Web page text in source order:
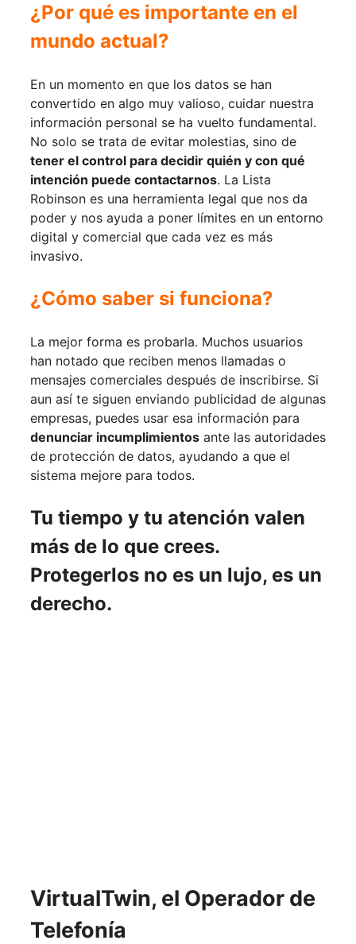
¿Por qué es importante en el
mundo actual?
En un momento en que los datos se han
convertido en algo muy valioso, cuidar nuestra
información personal se ha vuelto fundamental.
No solo se trata de evitar molestias, sino de
tener el control para decidir quién y con qué
intención puede contactarnos. La Lista
Robinson es una herramienta legal que nos da
poder y nos ayuda a poner límites en un entorno
digital y comercial que cada vez es más
invasivo.
¿Cómo saber si funciona?
La mejor forma es probarla. Muchos usuarios
han notado que reciben menos llamadas o
mensajes comerciales después de inscribirse. Si
aun así te siguen enviando publicidad de algunas
empresas, puedes usar esa información para
denunciar incumplimientos ante las autoridades
de protección de datos, ayudando a que el
sistema mejore para todos.
Tu tiempo y tu atención valen
más de lo que crees.
Protegerlos no es un lujo, es un
derecho.
VirtualTwin, el Operador de
Telefonía